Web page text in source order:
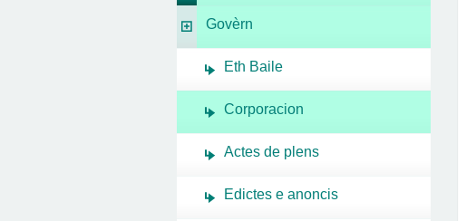
Govèrn
Eth Baile
Corporacion
Actes de plens
Edictes e anoncis